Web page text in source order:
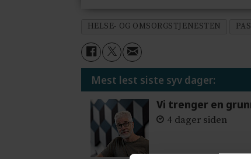
HELSE- OG OMSORGSTJENESTEN
Mest lest siste syv dager:
Vi trenger en
4 dager siden